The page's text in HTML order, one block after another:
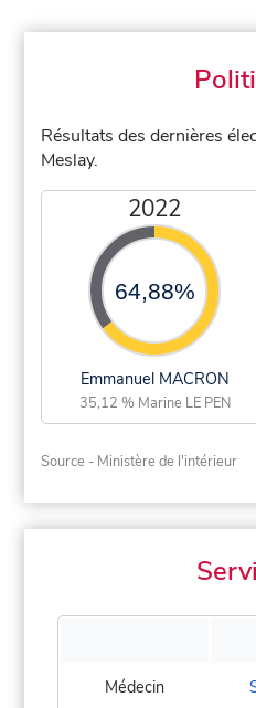
Résultats des dernières
Meslay.
2022
64,88%
Emmanuel MACRON
35,12 % Marine LE PEN
Source - Ministère de l'intérieur
Médecin